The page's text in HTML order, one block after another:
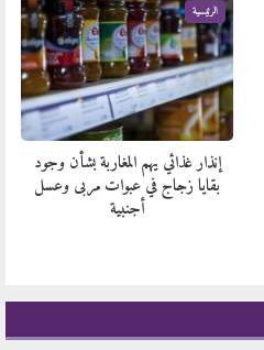
الرئيسية
إنذار غذائي يهم المغاربة بشأن وجود
بقايا زجاج في عبوات مربى وعسل
أجنبية